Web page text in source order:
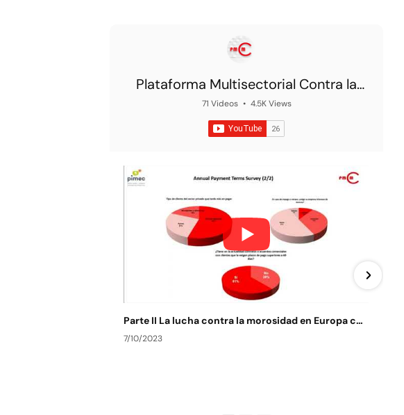
Plataforma Multisectorial Contra la
Morosidad
71 Videos • 4.5K Views
Parte II La lucha contra la morosidad en Europa contexto actual y de futuro
7/10/2023